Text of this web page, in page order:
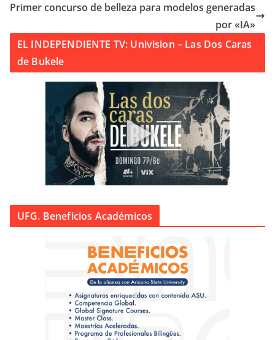
Primer concurso de belleza para modelos generadas
por «IA»
EL INDEPENDIENTE TV: Univision – Las Dos Caras
de Bukele
UFG. Beneficios Académicos